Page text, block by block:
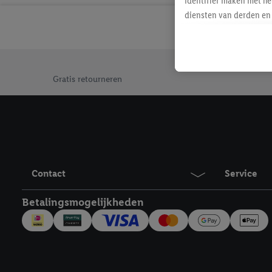
Gratis retourneren
Contact Service
Betalingsmogelijkheden
diensten van derden
Als je hiervoor
eerder interesse hebt
maar het niet te
mailadres en met
Onder "Aanpassen"
Door te klikken op
technieken worden
inclusief over de
trekken, vind je in onze
over de cookies die